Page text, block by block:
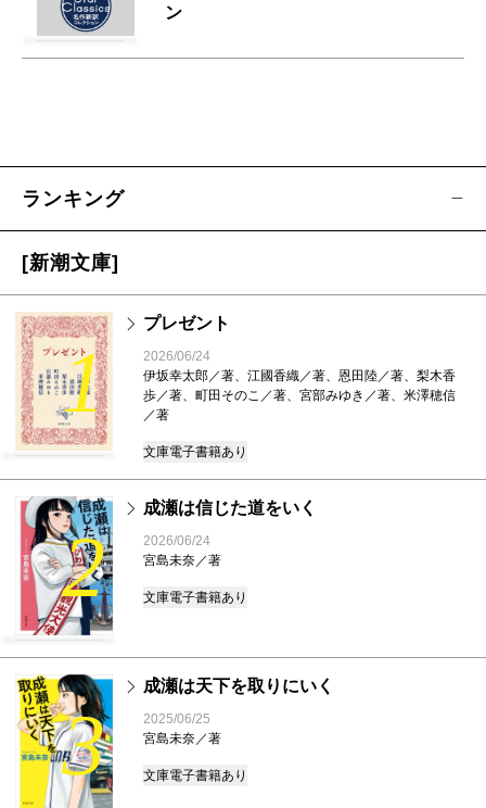
ン
ランキング
[新潮文庫]
1
プレゼント
2026/06/24
伊坂幸太郎／著、江國香織／著、恩田陸／著、梨木香
歩／著、町田そのこ／著、宮部みゆき／著、米澤穂信
／著
文庫電子書籍あり
2
成瀬は信じた道をいく
2026/06/24
宮島未奈／著
文庫電子書籍あり
3
成瀬は天下を取りにいく
2025/06/25
宮島未奈／著
文庫電子書籍あり